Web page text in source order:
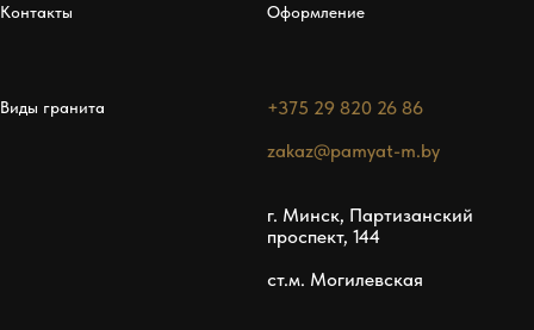
Контакты
Оформление
Виды гранита
+375 29 820 26 86
zakaz@pamyat-m.by
г. Минск, Партизанский
проспект, 144
ст.м. Могилевская